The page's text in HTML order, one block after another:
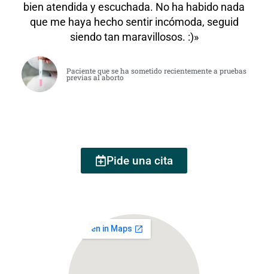
bien atendida y escuchada. No ha habido nada
que me haya hecho sentir incómoda, seguid
siendo tan maravillosos. :)»
Paciente que se ha sometido recientemente a pruebas
previas al aborto
Pide una cita